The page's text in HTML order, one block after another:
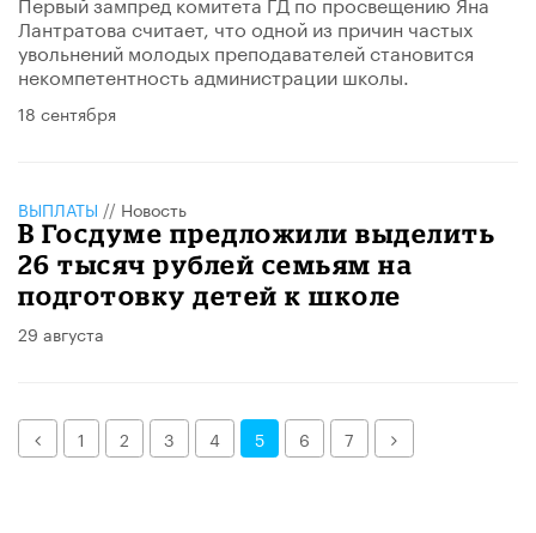
Лантратова считает, что одной из причин частых
увольнений молодых преподавателей становится
некомпетентность администрации школы.
18 сентября
ВЫПЛАТЫ // Новость
В Госдуме предложили выделить
26 тысяч рублей семьям на
подготовку детей к школе
29 августа
Назад1 2 3 4 5 6 7 Далее